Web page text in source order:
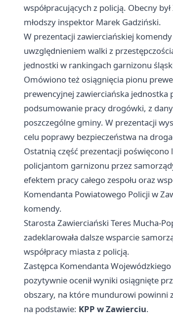
współpracujących z policją. Obecny
młodszy inspektor Marek Gadziński.
W prezentacji zawierciańskiej
uwzględnieniem walki z
jednostki w rankingach garnizonu
Omówiono też osiągnięcia pionu
prewencyjnej zawierciańska
podsumowanie pracy drogówki, z
poszczególne gminy. W prezentacji
celu poprawy bezpieczeństwa na
Ostatnią część prezentacji
policjantom garnizonu przez
efektem pracy całego zespołu oraz
Komendanta Powiatowego Policji w
komendy.
Starosta Zawierciański Teres Mucha-
zadeklarowała dalsze wsparcie
współpracy miasta z policją.
Zastępca Komendanta
pozytywnie ocenił wyniki osiągnięte
obszary, na które mundurowi powinni
na podstawie: KPP w Zawierciu.